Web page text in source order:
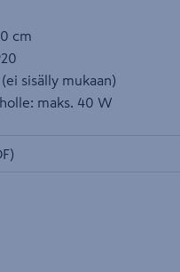
cm
sisälly mukaan)
maks. 40 W